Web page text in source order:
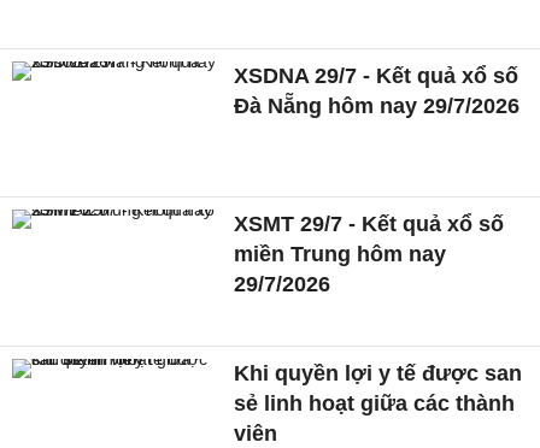
XSDNA 29/7 - Kết quả xổ số
Đà Nẵng hôm nay 29/7/2026
XSMT 29/7 - Kết quả xổ số
miền Trung hôm nay
29/7/2026
Khi quyền lợi y tế được san
sẻ linh hoạt giữa các thành
viên